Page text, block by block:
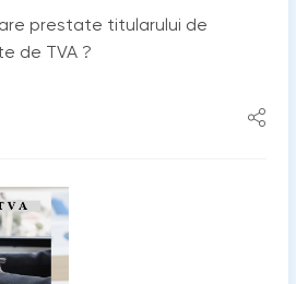
prestate titularului de
de TVA ?